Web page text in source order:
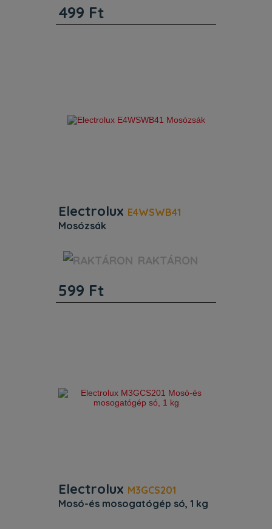
499 Ft
Electrolux E4WSWB41
mosózsák
Jellemzők. Egyéb jellemzők.
Termékkód (PNC) 902 979 287.
1DARAB. Azonosító 9029792877.
RAKTÁRON
599 Ft
Electrolux M3GCS201
mosó-és mosogatógép só, 1 kg